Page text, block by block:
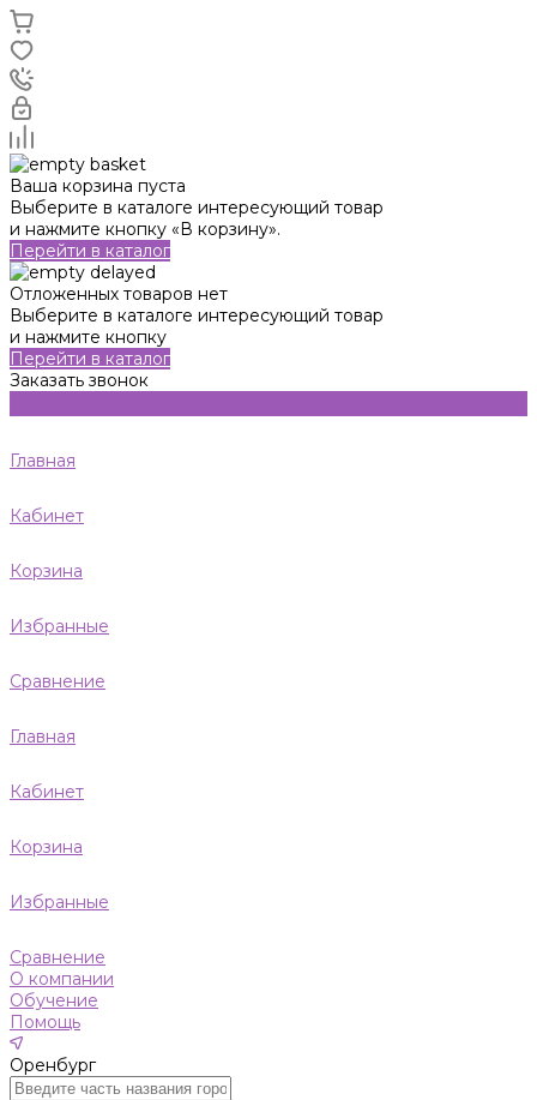
Ваша корзина пуста
Выберите в каталоге интересующий товар
и нажмите кнопку «В корзину».
Перейти в каталог
Отложенных товаров нет
Выберите в каталоге интересующий товар
и нажмите кнопку
Перейти в каталог
Заказать звонок
Главная
Кабинет
Корзина
Избранные
Сравнение
Главная
Кабинет
Корзина
Избранные
Сравнение
О компании
Обучение
Помощь
Оренбург